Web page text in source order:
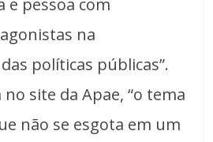
e pessoa com
na
políticas públicas”.
site da Apae, “o tema
não se esgota em um